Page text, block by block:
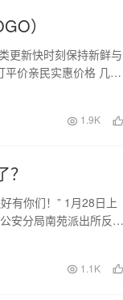
）
更新快时刻保持新鲜与
价亲民实惠价格 几百
1.9K
有你们！” 1月28日上
安分局南苑派出所反诈
1.1K